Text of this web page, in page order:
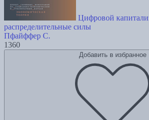
Цифровой
распределительные силы
Пфайффер С.
1360
Добавить в избранное